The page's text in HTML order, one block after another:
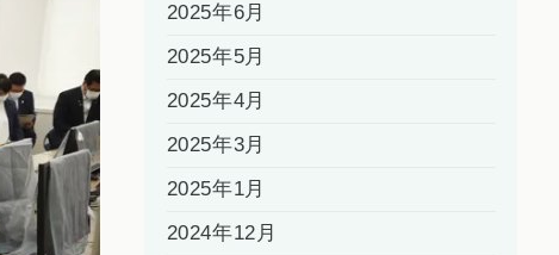
2025年6月
2025年5月
2025年4月
2025年3月
2025年1月
2024年12月